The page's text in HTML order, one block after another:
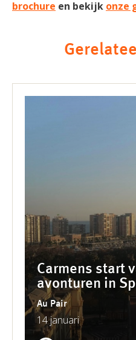
brochure en bekijk onze
Carmens start
avonturen in
Au Pair
14 januari